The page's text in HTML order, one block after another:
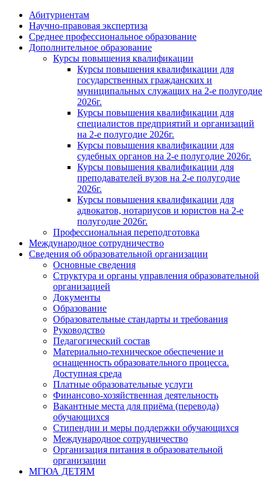
Абитуриентам
Научно-правовая экспертиза
Cреднее профессиональное образование
Дополнительное образование
Курсы повышения квалификации
Курсы повышения квалификации для
государственных гражданских и
муниципальных служащих на 2-е полугодие
2026г.
Курсы повышения квалификации для
специалистов предприятий и организаций
на 2-е полугодие 2026г.
Курсы повышения квалификации для
судебных органов на 2-е полугодие 2026г.
Курсы повышения квалификации для
преподавателей вузов на 2-е полугодие
2026г.
Курсы повышения квалификации для
адвокатов, нотариусов и юристов на 2-е
полугодие 2026г.
Профессиональная переподготовка
Международное сотрудничество
Сведения об образовательной организации
Основные сведения
Структура и органы управления образовательной
организацией
Документы
Образование
Образовательные стандарты и требования
Руководство
Педагогический состав
Материально-техническое обеспечение и
оснащенность образовательного процесса.
Доступная среда
Платные образовательные услуги
Финансово-хозяйственная деятельность
Вакантные места для приёма (перевода)
обучающихся
Стипендии и меры поддержки обучающихся
Международное сотрудничество
Организация питания в образовательной
организации
МГЮА ДЕТЯМ